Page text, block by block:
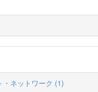
・ネットワーク (1)